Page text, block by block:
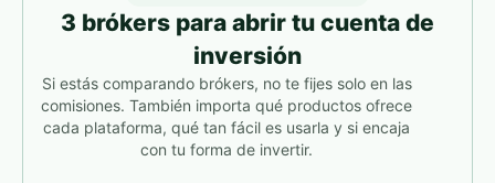
3 brókers para abrir tu cuenta de
inversión
Si estás comparando brókers, no te fijes solo en las
comisiones. También importa qué productos ofrece
cada plataforma, qué tan fácil es usarla y si encaja
con tu forma de invertir.